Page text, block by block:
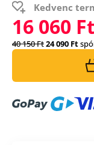
Kedvenc
16 060 Ft
40 150 Ft24 090 Ft